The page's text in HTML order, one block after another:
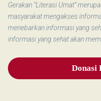
Gerakan “Literasi Umat”
masyarakat mengakses
menebarkan informasi yang
informasi yang sehat akan
Donasi